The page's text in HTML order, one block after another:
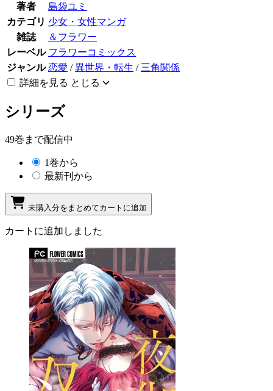
著者
島袋ユミ
カテゴリ 少女・女性マンガ
雑誌
＆フラワー
レーベル フラワーコミックス
ジャンル 恋愛 /異世界・転生 / 三角関係
詳細を見る とじる
シリーズ
49巻まで配信中
1巻から
最新刊から
未購入分をまとめてカートに追加
カートに追加しました